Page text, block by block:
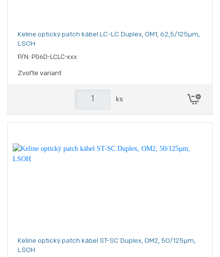
Keline optický patch kábel LC-LC Duplex, OM1, 62,5/125µm,
LSOH
P/N: P06D-LCLC-xxx
Zvoľte variant
ks
Keline optický patch kábel ST-SC Duplex, OM2, 50/125µm,
LSOH